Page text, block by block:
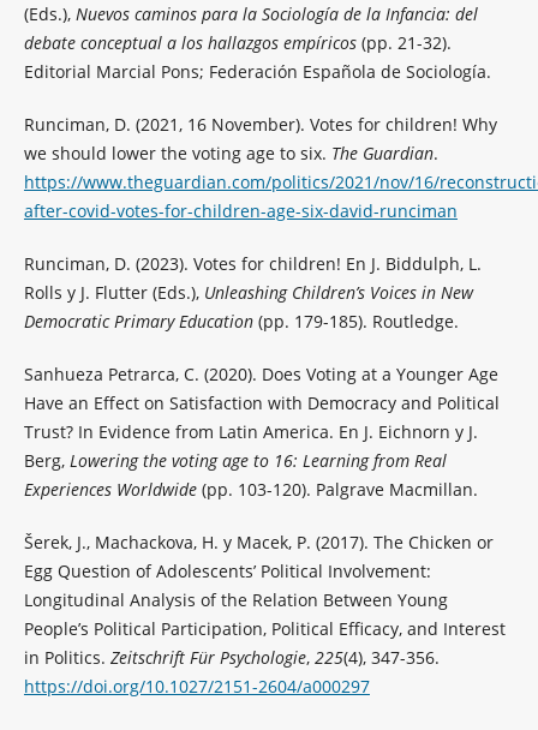
(Eds.), Nuevos caminos para la Sociología de la Infancia: del
debate conceptual a los hallazgos empíricos(pp. 21-32).
Editorial Marcial Pons; Federación Española de Sociología.
Runciman, D. (2021, 16 November). Votes for children! Why
we should lower the voting age to six. The Guardian.
https://www.theguardian.com/politics/2021/nov/16/
after-covid-votes-for-children-age-six-david-runciman
Runciman, D. (2023). Votes for children! En J. Biddulph, L.
Rolls y J. Flutter (Eds.), Unleashing Children’s Voices in New
Democratic Primary Education (pp. 179-185). Routledge.
Sanhueza Petrarca, C. (2020). Does Voting at a Younger Age
Have an Effect on Satisfaction with Democracy and Political
Trust? In Evidence from Latin America. En J. Eichnorn y J.
Berg, Lowering the voting age to 16: Learning from Real
Experiences Worldwide(pp. 103-120). Palgrave Macmillan.
Šerek, J., Machackova, H. y Macek, P. (2017). The Chicken or
Egg Question of Adolescents’ Political Involvement:
Longitudinal Analysis of the Relation Between Young
People’s Political Participation, Political Efficacy, and Interest
in Politics. Zeitschrift Für Psychologie, 225(4), 347-356.
https://doi.org/10.1027/2151-2604/a000297